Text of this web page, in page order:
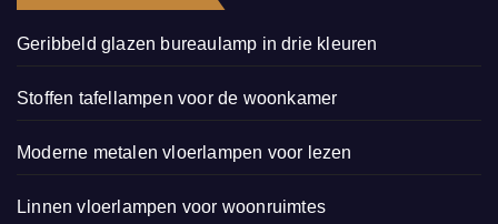
Geribbeld glazen bureaulamp in drie kleuren
Stoffen tafellampen voor de woonkamer
Moderne metalen vloerlampen voor lezen
Linnen vloerlampen voor woonruimtes